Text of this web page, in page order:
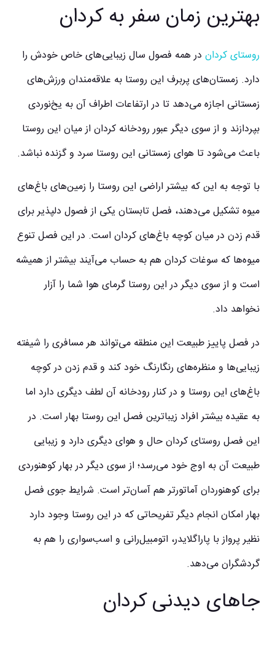
بهترین زمان سفر به کردان
روستای کردان در همه فصول سال زیبایی‌های خاص خودش را
دارد. زمستان‌های پربرف این روستا به علاقه‌مندان ورزش‌های
زمستانی اجازه می‌دهد تا در ارتفاعات اطراف آن به یخ‌نوردی
بپردازند و از سوی دیگر عبور رودخانه کردان از میان این روستا
باعث می‌شود تا هوای زمستانی این روستا سرد و گزنده نباشد.
با توجه به این که بیشتر اراضی این روستا را زمین‌های باغ‌های
میوه تشکیل می‌دهند، فصل تابستان یکی از فصول دلپذیر برای
قدم زدن در میان کوچه باغ‌های کردان است. در این فصل تنوع
میوه‌ها که سوغات کردان هم به حساب می‌آیند بیشتر از همیشه
است و از سوی دیگر در این روستا گرمای هوا شما را آزار
نخواهد داد.
در فصل پاییز طبیعت این منطقه می‌تواند هر مسافری را شیفته
زیبایی‌ها و منظره‌های رنگارنگ خود کند و قدم زدن در کوچه
باغ‌های این روستا و در کنار رودخانه آن لطف دیگری دارد اما
به عقیده بیشتر افراد زیباترین فصل این روستا بهار است. در
این فصل روستای کردان حال و هوای دیگری دارد و زیبایی
طبیعت آن به اوج خود می‌رسد؛ از سوی دیگر در بهار کوهنوردی
برای کوهنوردان آماتورتر هم آسان‌تر است. شرایط جوی فصل
بهار امکان انجام دیگر تفریحاتی که در این روستا وجود دارد
نظیر پرواز با پاراگلایدر، اتومبیل‌رانی و اسب‌سواری را هم به
گردشگران می‌دهد.
جاهای دیدنی کردان